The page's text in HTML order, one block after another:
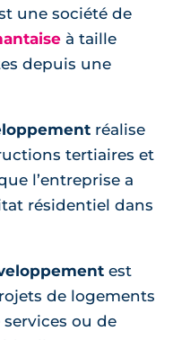
une société de
à taille
depuis une
réalise
tertiaires et
l’entreprise a
résidentiel dans
est
de logements
ou de